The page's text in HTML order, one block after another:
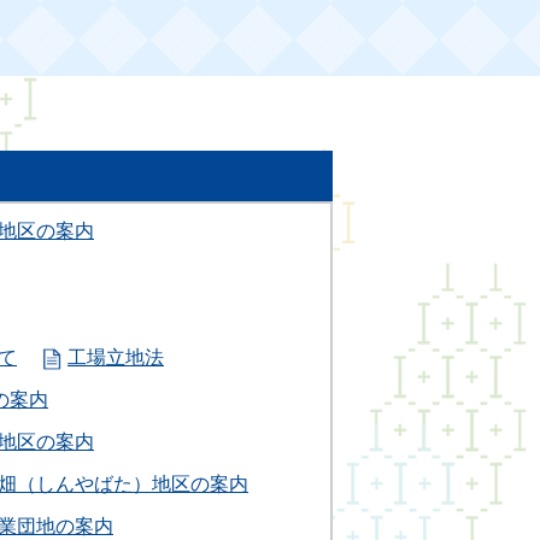
区の案内
工場立地法
案内
区の案内
（しんやばた）地区の案内
団地の案内